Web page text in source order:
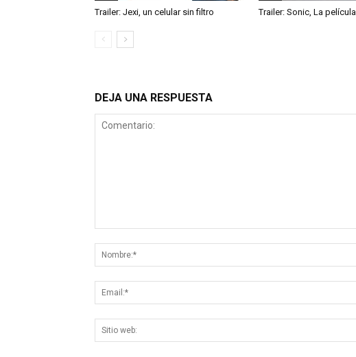
Trailer: Jexi, un celular sin filtro Trailer: Sonic, La película
DEJA UNA RESPUESTA